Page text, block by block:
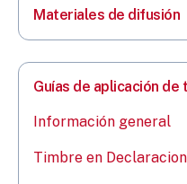
Materiales de difusión
Guías de aplicación
Información general
Timbre en